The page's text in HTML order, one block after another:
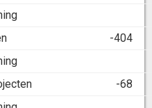
-404
-68